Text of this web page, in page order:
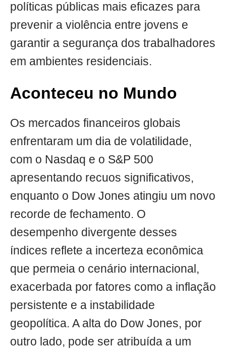
políticas públicas mais eficazes para
prevenir a violência entre jovens e
garantir a segurança dos trabalhadores
em ambientes residenciais.
Aconteceu no Mundo
Os mercados financeiros globais
enfrentaram um dia de volatilidade,
com o Nasdaq e o S&P 500
apresentando recuos significativos,
enquanto o Dow Jones atingiu um novo
recorde de fechamento. O
desempenho divergente desses
índices reflete a incerteza econômica
que permeia o cenário internacional,
exacerbada por fatores como a inflação
persistente e a instabilidade
geopolítica. A alta do Dow Jones, por
outro lado, pode ser atribuída a um